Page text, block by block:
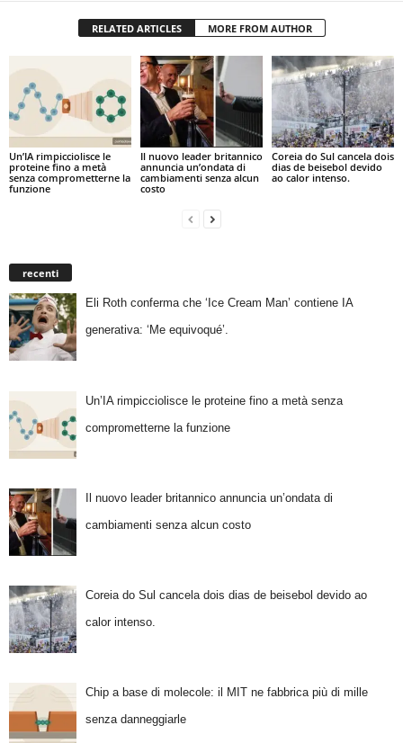
RELATED ARTICLES MORE FROM AUTHOR
Un’IA rimpicciolisce le
proteine fino a metà
senza comprometterne la
funzione
Il nuovo leader britannico
annuncia un’ondata di
cambiamenti senza alcun
costo
Coreia do Sul cancela dois
dias de beisebol devido
ao calor intenso.
recenti
Eli Roth conferma che ‘Ice Cream Man’ contiene IA
generativa: ‘Me equivoqué’.
Un’IA rimpicciolisce le proteine fino a metà senza
comprometterne la funzione
Il nuovo leader britannico annuncia un’ondata di
cambiamenti senza alcun costo
Coreia do Sul cancela dois dias de beisebol devido ao
calor intenso.
Chip a base di molecole: il MIT ne fabbrica più di mille
senza danneggiarle